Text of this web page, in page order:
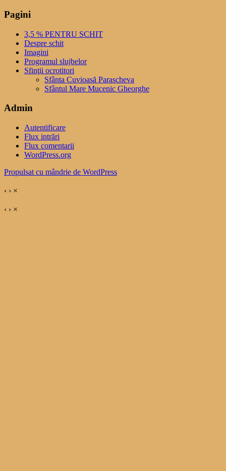
Pagini
3,5 % PENTRU SCHIT
Despre schit
Imagini
Programul slujbelor
Sfinţii ocrotitori
Sfânta Cuvioasă Parascheva
Sfântul Mare Mucenic Gheorghe
Admin
Autentificare
Flux intrări
Flux comentarii
WordPress.org
Propulsat cu mândrie de WordPress
‹ › ×
‹ › ×